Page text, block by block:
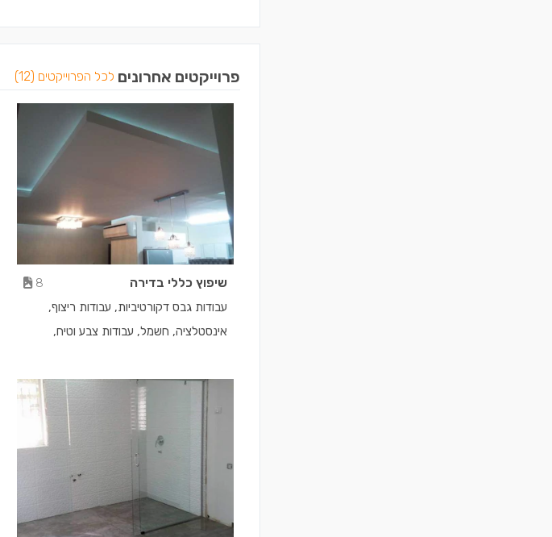
פרוייקטים אחרונים לכל הפרוייקטים (12)
שיפוץ כללי בדירה
8
עבודות גבס דקורטיביות, עבודות ריצוף,
אינסטלציה, חשמל, עבודות צבע וטיח,